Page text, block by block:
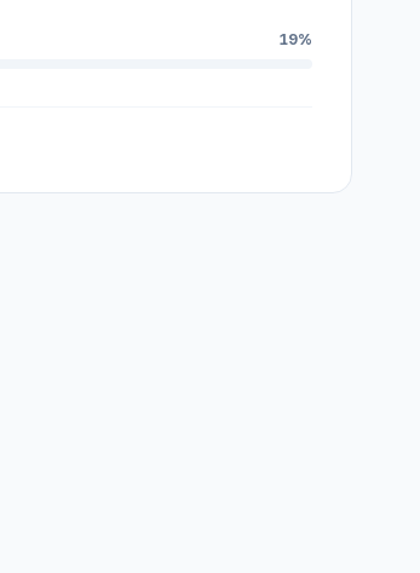
19%